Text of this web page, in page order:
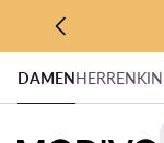
ZUM
ZUR SUCHE
DAMENHERREN